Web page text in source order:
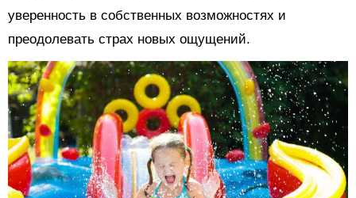
уверенность в собственных возможностях и
преодолевать страх новых ощущений.